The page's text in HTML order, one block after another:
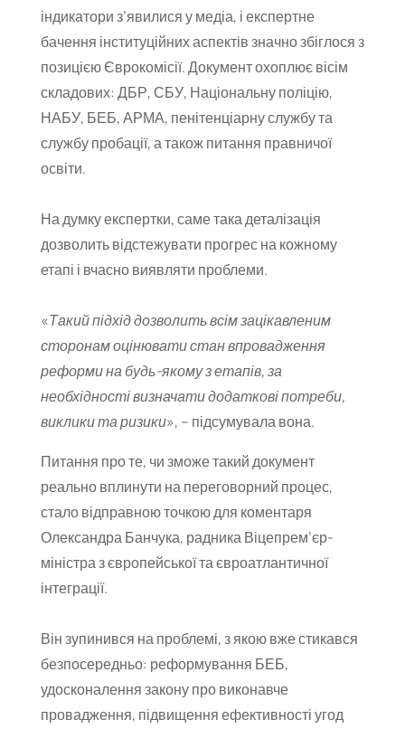
індикатори з’явилися у медіа, і експертне
бачення інституційних аспектів значно збіглося з
позицією Єврокомісії. Документ охоплює вісім
складових: ДБР, СБУ, Національну поліцію,
НАБУ, БЕБ, АРМА, пенітенціарну службу та
службу пробації, а також питання правничої
освіти.
На думку експертки, саме така деталізація
дозволить відстежувати прогрес на кожному
етапі і вчасно виявляти проблеми.
«Такий підхід дозволить всім зацікавленим
сторонам оцінювати стан впровадження
реформи на будь-якому з етапів, за
необхідності визначати додаткові потреби,
виклики та ризики», – підсумувала вона.
Питання про те, чи зможе такий документ
реально вплинути на переговорний процес,
стало відправною точкою для коментаря
Олександра Банчука, радника Віцепрем’єр-
міністра з європейської та євроатлантичної
інтеграції.
Він зупинився на проблемі, з якою вже стикався
безпосередньо: реформування БЕБ,
удосконалення закону про виконавче
провадження, підвищення ефективності угод